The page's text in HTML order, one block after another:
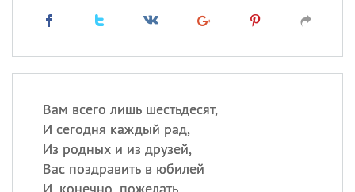
Вам всего лишь шестьдесят,
И сегодня каждый рад,
Из родных и из друзей,
Вас поздравить в юбилей